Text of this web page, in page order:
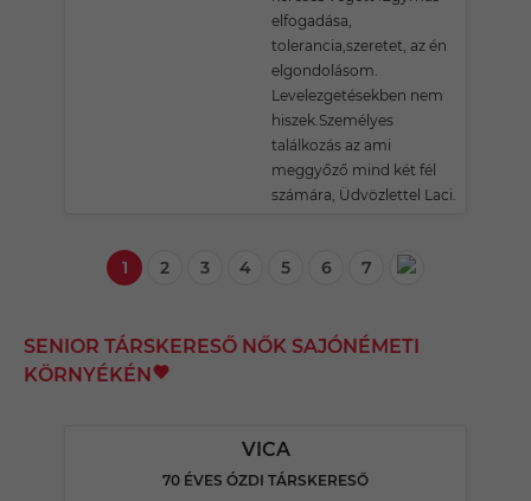
elfogadása,
tolerancia,szeretet, az én
elgondolásom.
Levelezgetésekben nem
hiszek.Személyes
találkozás az ami
meggyőző mind két fél
számára, Üdvözlettel Laci.
1 2 3 4 5 6 7
SENIOR TÁRSKERESŐ NŐK SAJÓNÉMETI
KÖRNYÉKÉN
VICA
70 ÉVES ÓZDI TÁRSKERESŐ